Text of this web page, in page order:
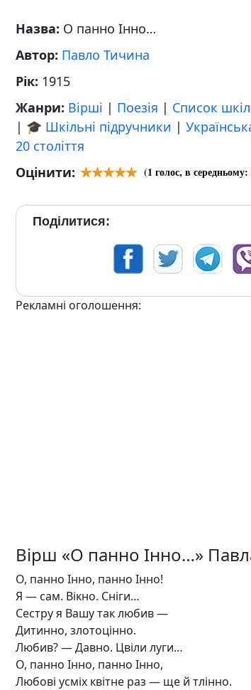
Назва: О панно Інно…
Автор: Павло Тичина
Рік: 1915
Жанри: Вірші | Поезія | Список
| 🎓 Шкільні підручники |
20 століття
Оцінити:
(1 голос, в середньому:
Поділитися:
Рекламні оголошення:
Вірш «О панно Інно…»
О, панно Інно, панно Інно!
Я — сам. Вікно. Сніги…
Сестру я Вашу так любив —
Дитинно, злотоцінно.
Любив? — Давно. Цвіли луги…
О, панно Інно, панно Інно,
Любові усміх квітне раз — ще й тлінно.